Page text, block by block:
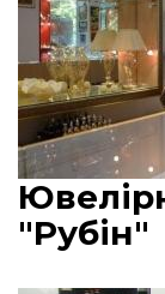
"Рубін"